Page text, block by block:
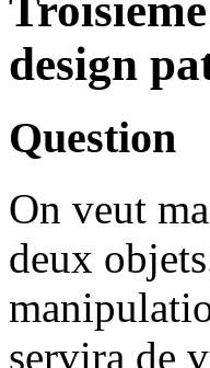
design
Question
On veut
deux
servira de